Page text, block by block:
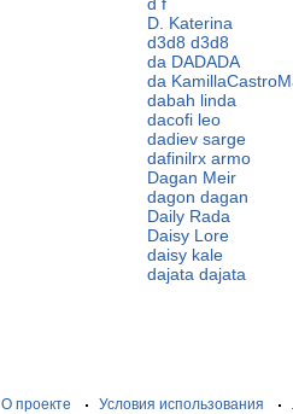
D. Katerina
d3d8 d3d8
da DADADA
da
dabah linda
dacofi leo
dadiev sarge
dafinilrx armo
Dagan Meir
dagon dagan
Daily Rada
Daisy Lore
daisy kale
dajata dajata
О проекте Условия использования